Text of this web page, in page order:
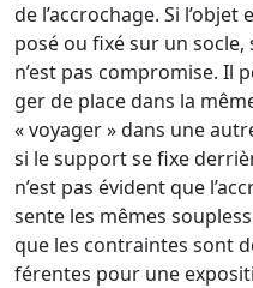
de l’accrochage. Si
posé ou fixé sur un socle,
n’est pas compromise. Il
ger de place dans la
« voyager » dans une
si le support se fixe
n’est pas évident que
sente les mêmes
que les contraintes sont
férentes pour une